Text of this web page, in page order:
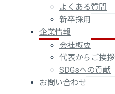
よくある質問
新卒採用
企業情報
会社概要
代表からご挨拶
SDGsへの貢献
お問い合わせ